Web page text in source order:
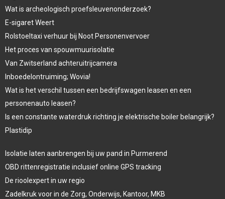
Wat is archeologisch proefsleuvenonderzoek?
E-sigaret Weert
Rolstoeltaxi verhuur bij Noot Personenvervoer
Het proces van spouwmuurisolatie
Van Zwitserland achteruitrijcamera
Inboedelontruiming; Wovia!
Wat is het verschil tussen een bedrijfswagen leasen en een
personenauto leasen?
Is een constante waterdruk richting je elektrische boiler belangrijk?
Plastidip
Isolatie laten aanbrengen bij uw pand in Purmerend
OBD rittenregistratie inclusief online GPS tracking
De rioolexpert in uw regio
Zadelkruk voor in de Zorg, Onderwijs, Kantoor, MKB